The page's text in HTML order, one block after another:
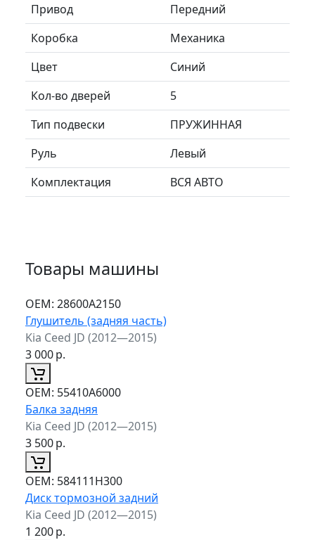
Привод
Передний
Коробка
Механика
Цвет
Синий
Кол-во дверей
5
Тип подвески
ПРУЖИННАЯ
Руль
Левый
Комплектация
ВСЯ АВТО
Товары машины
ОЕМ: 28600A2150
Глушитель (задняя часть)
Kia Ceed JD (2012—2015)
3 000р.
ОЕМ: 55410A6000
Балка задняя
Kia Ceed JD (2012—2015)
3 500р.
ОЕМ: 584111H300
Диск тормозной задний
Kia Ceed JD (2012—2015)
1 200р.